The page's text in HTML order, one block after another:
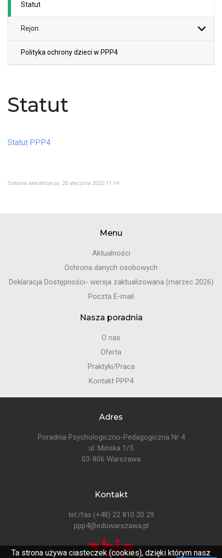
Statut
Statut PPP4
Ostania aktualizacja: 20 stycznia 2022 11:14
Statut
Rejon
Polityka ochrony dzieci w PPP4
Menu
Aktualności
Ochrona danych osobowych
Deklaracja Dostępności- wersja zaktualizowana (marzec 2026)
Poczta E-mail
Nasza poradnia
O nas
Oferta
Praktyki/Praca
Kontakt PPP4
Adres
Poradnia Psychologiczno-Pedagogiczna Nr 4
ul. Mińska 1/5
03-806 Warszawa
Kontakt
tel./fax (+48) 22 810 20 29
ppp4@eduwarszawa.pl
Ta strona używa ciasteczek (cookies), dzięki którym nasz